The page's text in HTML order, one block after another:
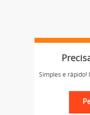
Simples e rápido!